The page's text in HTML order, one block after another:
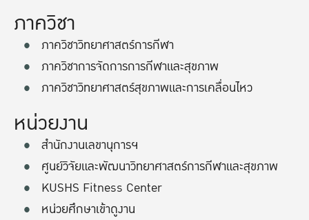
ภาควิชา
ภาควิชาวิทยาศาสตร์การกีฬา
ภาควิชาการจัดการการกีฬาและสุขภาพ
ภาควิชาวิทยาศาสตร์สุขภาพและการเคลื่อนไหว
หน่วยงาน
สำนักงานเลขานุการฯ
ศูนย์วิจัยและพัฒนาวิทยาศาสตร์การกีฬาและสุขภาพ
KUSHS Fitness Center
หน่วยศึกษาเข้าดูงาน